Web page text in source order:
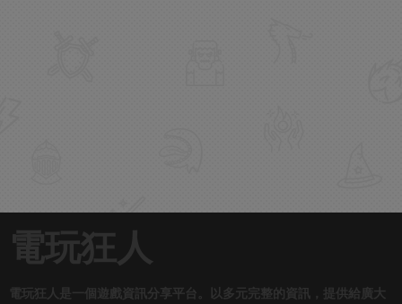
電玩狂人
電玩狂人是一個遊戲資訊分享平台。以多元完整的資訊，提供給廣大